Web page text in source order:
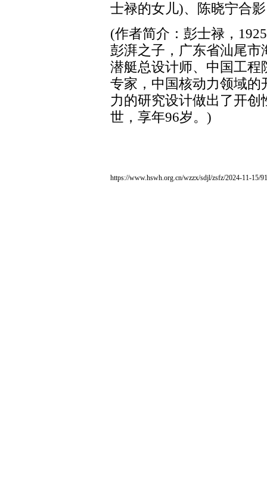
士禄的女儿)、陈晓宁合
(作者简介：彭士禄，
彭湃之子，广东省汕尾
潜艇总设计师、中国工
专家，中国核动力领域
力的研究设计做出了开创
世，享年96岁。)
https://www.hswh.org.cn/wzzx/sdjl/zsfz/2024-11-15/